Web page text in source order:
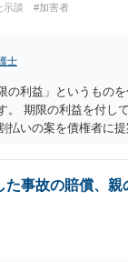
示談 #加害者
士
の利益」というもの
。 期限の利益を付し
払いの案を債権者に
た事故の賠償、親